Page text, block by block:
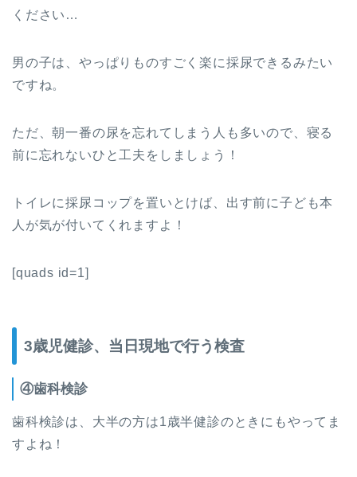
ください…
男の子は、やっぱりものすごく楽に採尿できるみたい
ですね。
ただ、朝一番の尿を忘れてしまう人も多いので、寝る
前に忘れないひと工夫をしましょう！
トイレに採尿コップを置いとけば、出す前に子ども本
人が気が付いてくれますよ！
[quads id=1]
3歳児健診、当日現地で行う検査
④歯科検診
歯科検診は、大半の方は1歳半健診のときにもやってま
すよね！